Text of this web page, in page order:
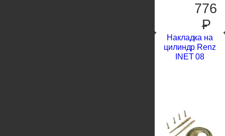
776
P
Накладка на
цилиндр Renz
INET 08